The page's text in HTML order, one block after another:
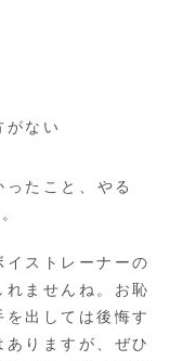
がない
たこと、やる
ストレーナーの
ませんね。お恥
出しては後悔す
りますが、ぜひ